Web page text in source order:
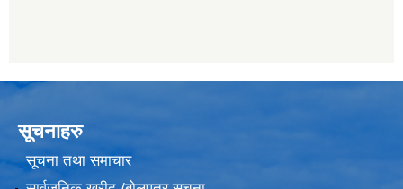
सूचनाहरु
सूचना तथा समाचार